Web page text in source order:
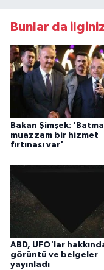
Bunlar da
Bakan Şimşek:
muazzam bir hizmet
fırtınası var'
ABD, UFO'lar
görüntü ve belgeler
yayınladı